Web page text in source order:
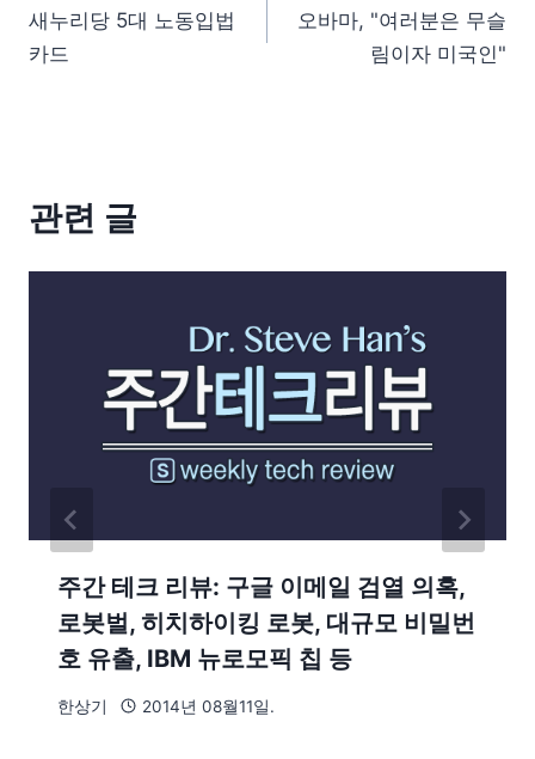
새누리당 5대 노동입법
카드
오바마, "여러분은 무슬
림이자 미국인"
관련 글
주간 테크 리뷰: 구글 이메일 검열 의혹,
로봇벌, 히치하이킹 로봇, 대규모 비밀번
호 유출, IBM 뉴로모픽 칩 등
한상기 2014년 08월11일.